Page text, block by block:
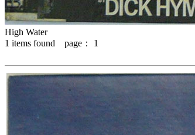
High Water
1 items found page： 1